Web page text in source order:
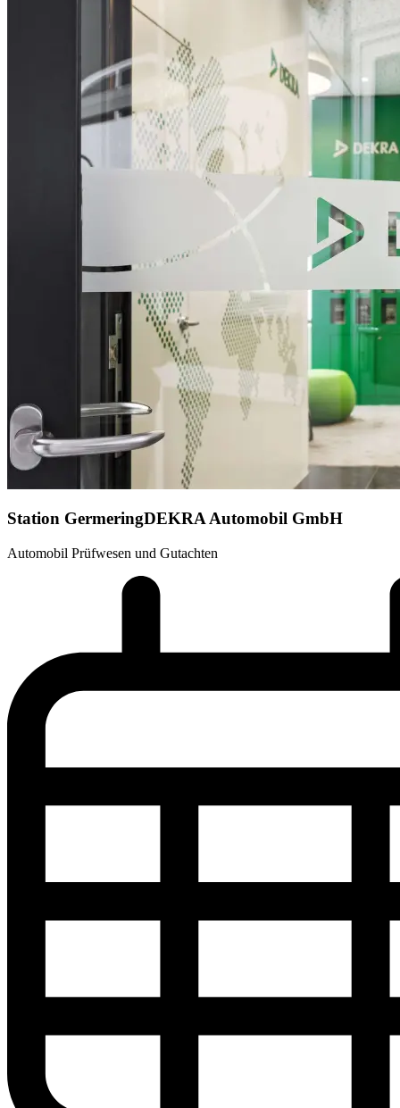
Station GermeringDEKRA Automobil GmbH
Automobil Prüfwesen und Gutachten